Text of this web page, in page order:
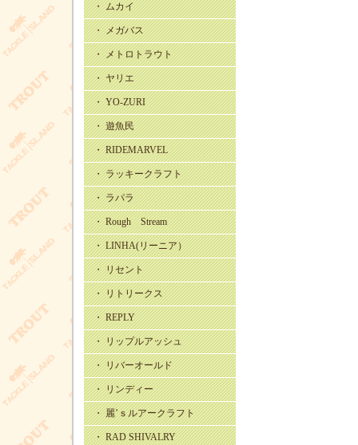
・ ムカイ
・ メガバス
・ メトロトラウト
・ ヤリエ
・ YO-ZURI
・ 遊魚民
・ RIDEMARVEL
・ ラッキークラフト
・ ラパラ
・ Rough Stream
・ LINHA(リーニア）
・ リセント
・ リトリークス
・ REPLY
・ リップルアッシュ
・ リバーオールド
・ リンディー
・ 麗’ｓルアークラフト
・ RAD SHIVALRY